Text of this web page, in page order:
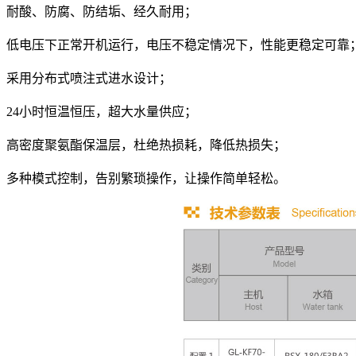
耐酸、防腐、防结垢、经久耐用；
低电压下正常开机运行，电压不稳定情况下，性能更稳定可靠
采用分布式喷注式进水设计；
24小时恒温恒压，超大水量供应；
高密度聚氨酯保温层，杜绝热损耗，降低热损失；
多种模式控制，告别繁琐操作，让操作简单轻松。